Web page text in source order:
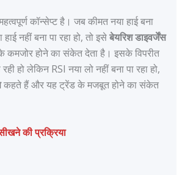
कॉन्सेप्ट है। जब कीमत नया हाई बना
नहीं बना पा रहा हो, तो इसेबेयरिश डाइवर्जेंस
होने का संकेत देता है। इसके विपरीत
हो लेकिन RSI नया लो नहीं बना पा रहा हो,
कहते हैं और यह ट्रेंड के मजबूत होने का संकेत
की प्रक्रिया